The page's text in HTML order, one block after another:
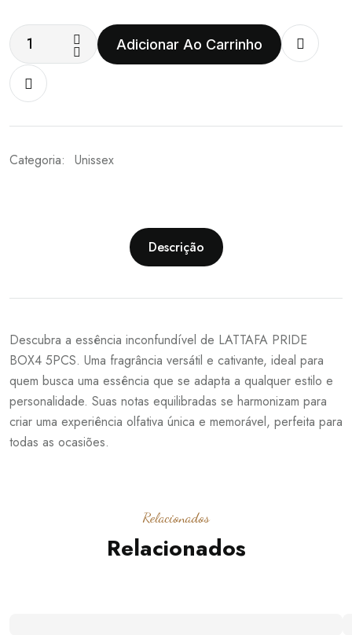
Adicionar Ao Carrinho
Categoria: Unissex
Descrição
Descubra a essência inconfundível de LATTAFA PRIDE
BOX4 5PCS. Uma fragrância versátil e cativante, ideal para
quem busca uma essência que se adapta a qualquer estilo e
personalidade. Suas notas equilibradas se harmonizam para
criar uma experiência olfativa única e memorável, perfeita para
todas as ocasiões.
Relacionados
Relacionados